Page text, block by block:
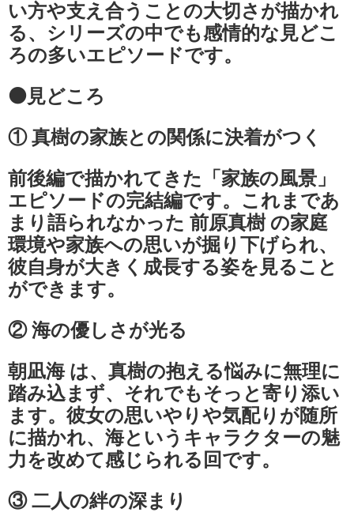
い方や支え合うことの大切さが描かれ
る、シリーズの中でも感情的な見どこ
ろの多いエピソードです。
⚫見どころ
① 真樹の家族との関係に決着がつく
前後編で描かれてきた「家族の風景」
エピソードの完結編です。これまであ
まり語られなかった 前原真樹 の家庭
環境や家族への思いが掘り下げられ、
彼自身が大きく成長する姿を見ること
ができます。
② 海の優しさが光る
朝凪海 は、真樹の抱える悩みに無理に
踏み込まず、それでもそっと寄り添い
ます。彼女の思いやりや気配りが随所
に描かれ、海というキャラクターの魅
力を改めて感じられる回です。
③ 二人の絆の深まり